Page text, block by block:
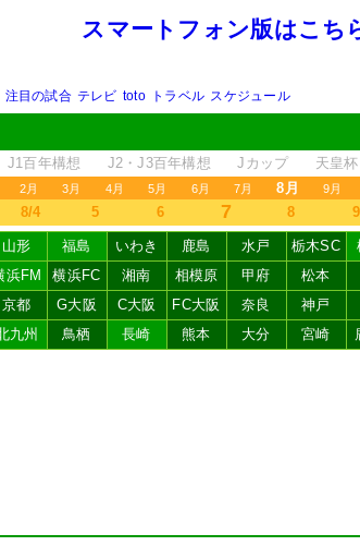
スマートフォン版はこち
注目の試合 テレビ toto トラベル スケジュール
J1百年構想 J2・J3百年構想 Jカップ 天皇杯
2月 3月 4月 5月 6月 7月 8月 9月
8/4 5 6 7 8 9
山形 福島 いわき 鹿島 水戸 栃木SC
浜FM 横浜FC 湘南 相模原 甲府 松本
京都 G大阪 C大阪 FC大阪 奈良 神戸
九州 鳥栖 長崎 熊本 大分 宮崎